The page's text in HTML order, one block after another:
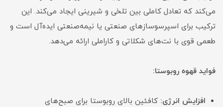
می‌کند که تعادل کاملی بین تلخی و شیرینی ایجاد می‌کند. این
ترکیب برای اسپرسوسازهای صنعتی یا نیمه‌صنعتی ایده‌آل است و
طعمی قوی با نت‌های شکلاتی و کاراملی ارائه می‌دهد.
فواید قهوه روبوستا:
افزایش انرژی: کافئین بالای روبوستا برای صبح‌های